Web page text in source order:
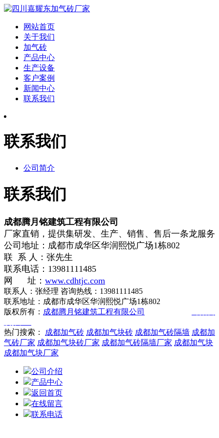
网站首页
关于我们
加气砖
产品中心
生产设备
客户案例
新闻中心
联系我们
联系我们
公司简介
联系我们
成都腾月铭建筑工程有限公司
厂家直销，提供集研发、生产、销售、售后一条龙服务
公司地址：成都市成华区华润熙悦广场1栋802
联 系 人：张先生
联系电话：13981111485
网 址： www.cdhtjc.com
联系人：张经理 咨询热线：13981111485
联系地址：成都市成华区华润熙悦广场1栋802
版权所有： 成都腾月铭建筑工程有限公司
热门搜索：
成都加气砖 成都加气块砖 成都加气砖隔墙 成都加
气砖厂家 成都加气块砖厂家 成都加气砖隔墙厂家 成都加气块
成都加气块厂家
公司介绍
产品中心
返回首页
在线留言
联系电话